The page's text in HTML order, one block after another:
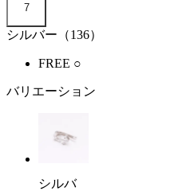
7
シルバー（136）
FREE ○
バリエーション
シルバ